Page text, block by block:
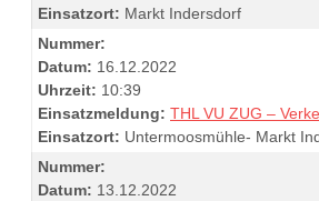
Einsatzort: Markt Indersdorf
Nummer:
Datum: 16.12.2022
Uhrzeit: 10:39
Einsatzmeldung: THL VU ZUG –
Einsatzort: Untermoosmühle- Markt
Nummer:
Datum: 13.12.2022